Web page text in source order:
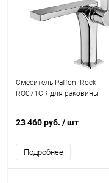
Смеситель Paffoni Rock
RO071CR для раковины
23 460 руб. / шт
Подробнее